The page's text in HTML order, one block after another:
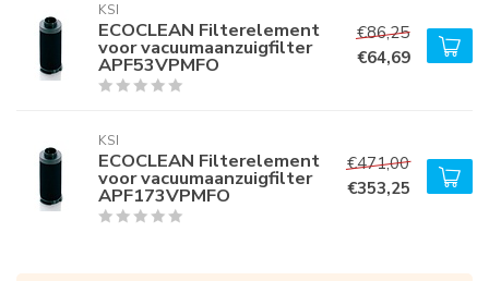
KSI
ECOCLEAN Filterelement
voor vacuumaanzuigfilter
APF53VPMFO
€86,25
€64,69
KSI
ECOCLEAN Filterelement
voor vacuumaanzuigfilter
APF173VPMFO
€471,00
€353,25